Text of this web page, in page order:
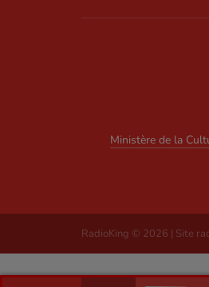
Ministère de la
RadioKing © 2026 | Site